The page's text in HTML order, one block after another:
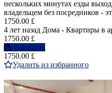
нескольких минутах езды
владельцем без посредников -
1750.00 £
4 лет назад Дома - Квартиры в
1750.00 £
Написать
1750.00 £
Удалить из избранного